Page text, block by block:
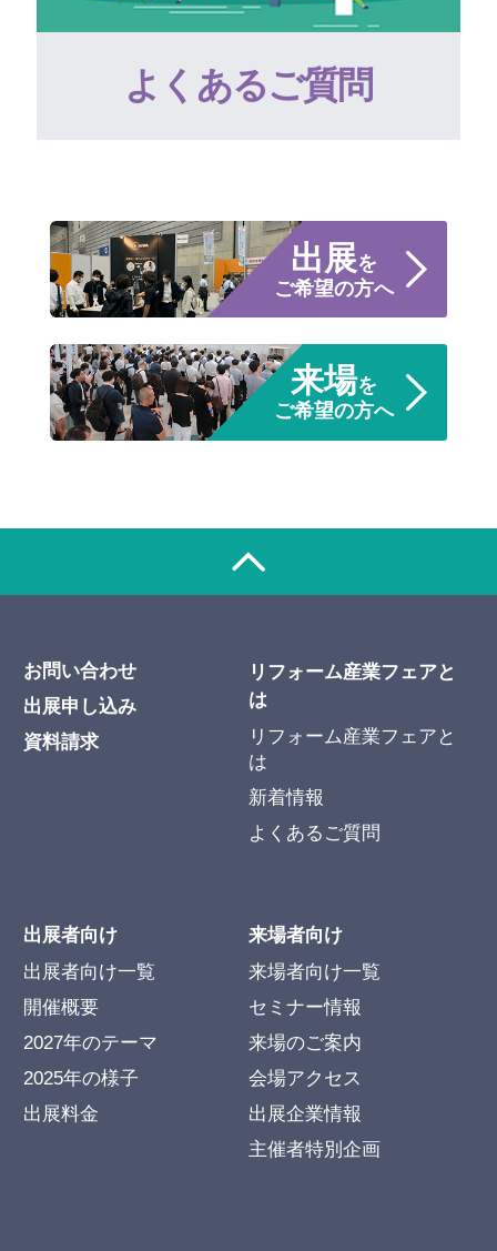
よくあるご質問
出展を
ご希望の方へ
来場を
ご希望の方へ
お問い合わせ
出展申し込み
資料請求
リフォーム産業フェアと
は
リフォーム産業フェアと
は
新着情報
よくあるご質問
出展者向け
出展者向け一覧
開催概要
2027年のテーマ
2025年の様子
出展料金
来場者向け
来場者向け一覧
セミナー情報
来場のご案内
会場アクセス
出展企業情報
主催者特別企画